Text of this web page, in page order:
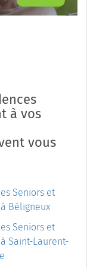
à vos
vous
Seniors et
Béligneux
Seniors et
Saint-Laurent-